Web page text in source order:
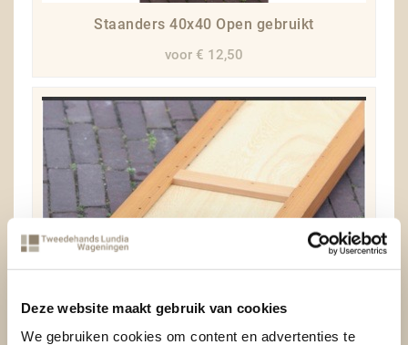
Deze website maakt gebruik van cookies
We gebruiken cookies om content en advertenties te
Staanders 40x40 Open gebruikt
voor € 12,50